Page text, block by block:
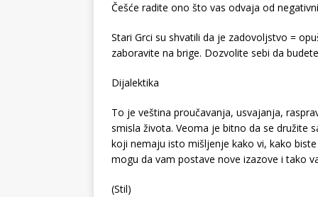
Češće radite ono što vas odvaja od
Stari Grci su shvatili da je zadovoljstvo =
zaboravite na brige. Dozvolite sebi da
Dijalektika
To je veština proučavanja, usvajanja,
smisla života. Veoma je bitno da se družite
koji nemaju isto mišljenje kako vi, kako
mogu da vam postave nove izazove i tako
(Stil)